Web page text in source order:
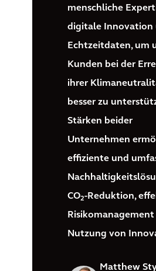
menschliche
digitale Innovation
Echtzeitdaten, um
Kunden bei der
ihrer
besser zu
Stärken beider
Unternehmen
effiziente und
CO2-Reduktion,
Nutzung von
Matthew